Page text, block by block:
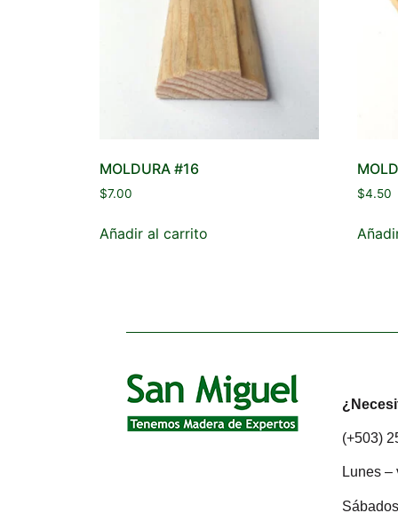
MOLDURA #16
$7.00
Añadir al carrito
$4.50
(+503)
Lunes –